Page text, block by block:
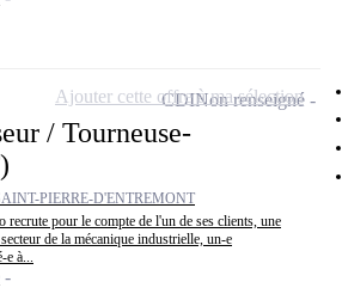
/ Tourneuse-
PIERRE-D'ENTREMONT
recrute pour le compte de l'un de ses clients, une
de la mécanique industrielle, un-e
e à...
CDINon renseigné
Ajouter cette offre à ma sélection